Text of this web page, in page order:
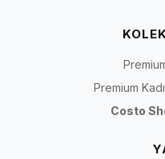
Premium
Costo